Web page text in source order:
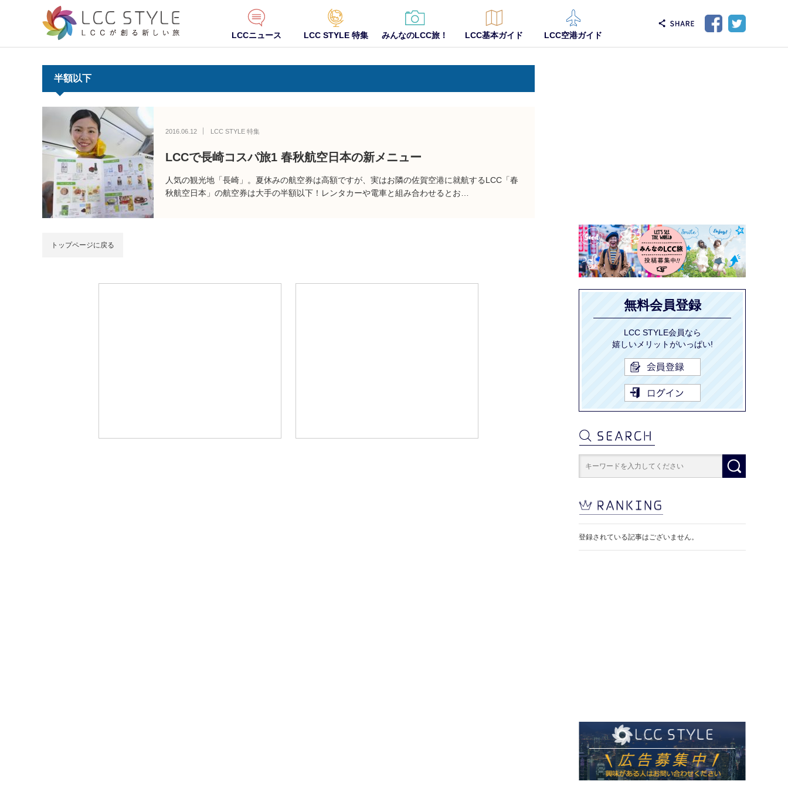
LCCニュース LCC STYLE 特集 みんなのLCC旅！ LCC基本ガイド LCC空港ガイド
半額以下
2016.06.12 LCC STYLE 特集
LCCで長崎コスパ旅1 春秋航空日本の新メニュー
人気の観光地「長崎」。夏休みの航空券は高額ですが、実はお隣の佐賀空港に就航するLCC「春
秋航空日本」の航空券は大手の半額以下！レンタカーや電車と組み合わせるとお…
トップページに戻る
無料会員登録
LCC STYLE会員なら
嬉しいメリットがいっぱい!
登録されている記事はございません。